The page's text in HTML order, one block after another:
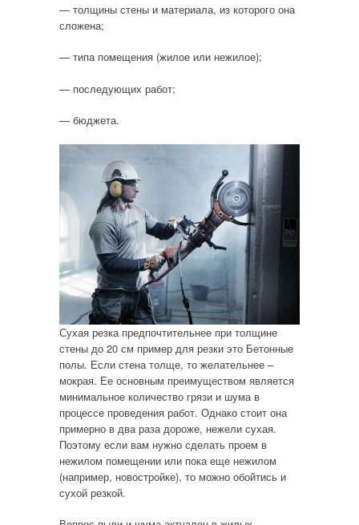
— толщины стены и материала, из которого она
сложена;
— типа помещения (жилое или нежилое);
— последующих работ;
— бюджета.
Сухая резка предпочтительнее при толщине
стены до 20 см пример для резки это Бетонные
полы. Если стена толще, то желательнее –
мокрая. Ее основным преимуществом является
минимальное количество грязи и шума в
процессе проведения работ. Однако стоит она
примерно в два раза дороже, нежели сухая.
Поэтому если вам нужно сделать проем в
нежилом помещении или пока еще нежилом
(например, новостройке), то можно обойтись и
сухой резкой.